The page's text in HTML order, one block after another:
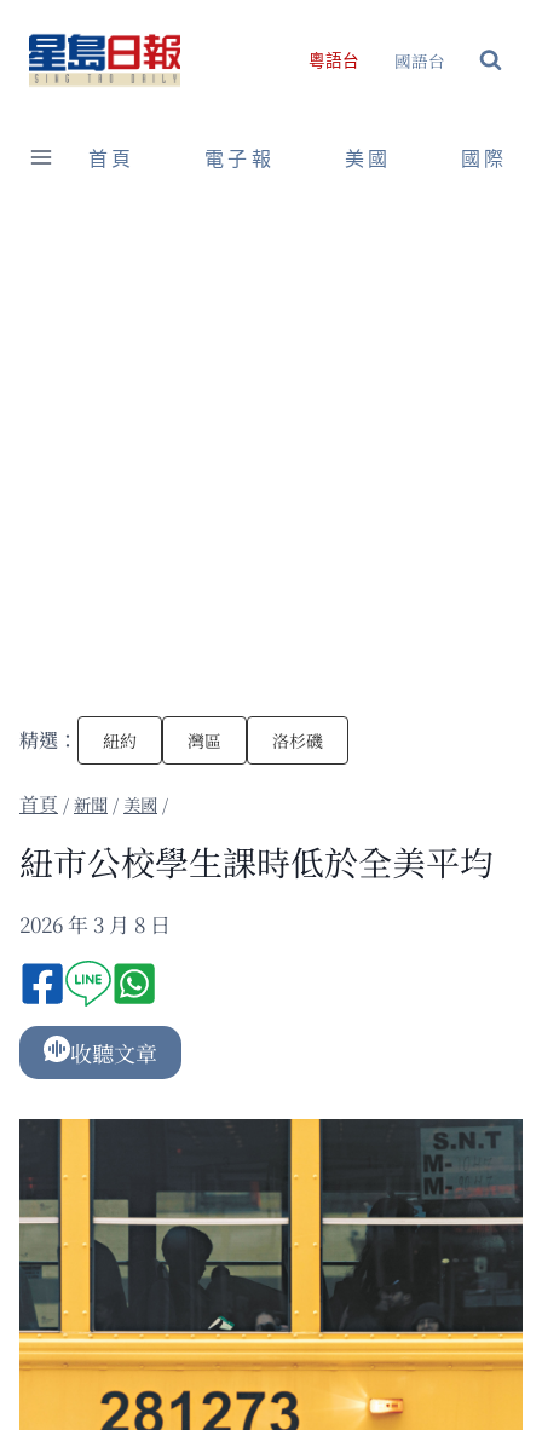
content
粵語台 國語台
首頁 電子報 美國 國際
精選： 紐約 灣區 洛杉磯
/新聞 / 美國 /
紐市公校學生課時低於全美平均
2026 年 3 月 8 日
收聽文章